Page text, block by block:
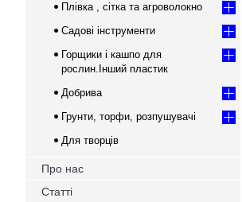
Плівка , сітка та агроволокно
Садові інструменти
Горщики і кашпо для
рослин.Інший пластик
Добрива
Грунти, торфи, розпушувачі
Для творців
Про нас
Статті